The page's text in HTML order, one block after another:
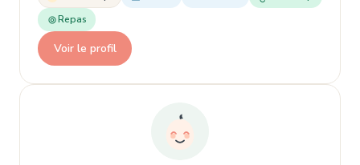
Repas
Voir le profil